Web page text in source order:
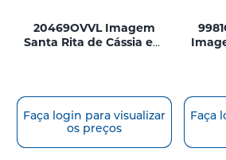
20469OVVL Imagem
Santa Rita de Cássia em
Faça login para visualizar
os preços
Faça